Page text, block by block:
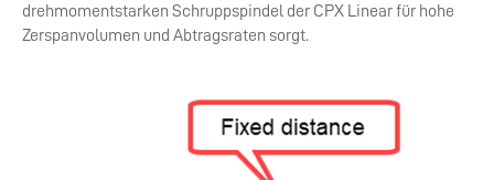
drehmomentstarken Schruppspindel der CPX Linear für hohe
Zerspanvolumen und Abtragsraten sorgt.